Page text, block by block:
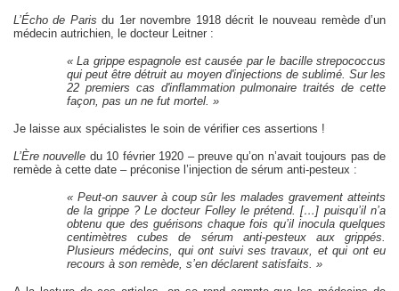
L’Écho de Paris du 1er novembre 1918 décrit le nouveau remède d’un
médecin autrichien, le docteur Leitner :
« La grippe espagnole est causée par le bacille strepococcus
qui peut être détruit au moyen d'injections de sublimé. Sur les
22 premiers cas d'inflammation pulmonaire traités de cette
façon, pas un ne fut mortel. »
Je laisse aux spécialistes le soin de vérifier ces assertions !
L’Ère nouvelle du 10 février 1920 – preuve qu’on n’avait toujours pas de
remède à cette date – préconise l’injection de sérum anti-pesteux :
« Peut-on sauver à coup sûr les malades gravement atteints
de la grippe ? Le docteur Folley le prétend. […] puisqu’il n’a
obtenu que des guérisons chaque fois qu’il inocula quelques
centimètres cubes de sérum anti-pesteux aux grippés.
Plusieurs médecins, qui ont suivi ses travaux, et qui ont eu
recours à son remède, s’en déclarent satisfaits. »